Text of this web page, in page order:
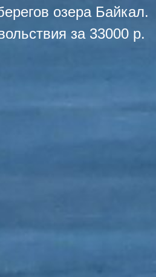
озера Байкал.
за 33000 р.